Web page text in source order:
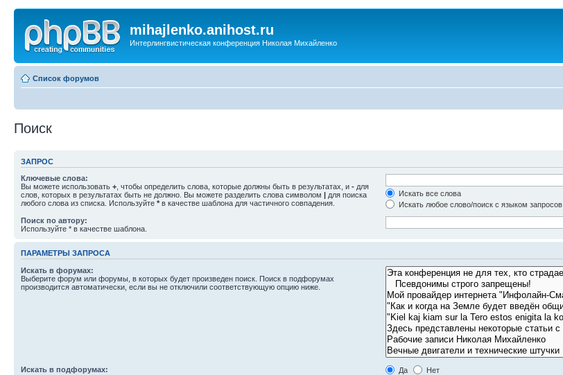
mihajlenko.anihost.ru
Интерлингвистическая конференция Николая Михайленко
Список форумов
Поиск
ЗАПРОС
Ключевые слова:
Вы можете использовать + , чтобы определить слова, которые должны быть в результатах, и - для
слов, которых в результатах быть не должно. Вы можете разделить слова символом | для поиска
любого слова из списка. Используйте * в качестве шаблона для частичного совпадения.
Искать все слова
Искать любое слово/поиск с языком запросов
Поиск по автору:
Используйте * в качестве шаблона.
ПАРАМЕТРЫ ЗАПРОСА
Искать в форумах:
Выберите форум или форумы, в которых будет произведен поиск. Поиск в подфорумах
производится автоматически, если вы не отключили соответствующую опцию ниже.
Искать в подфорумах: Да
Нет